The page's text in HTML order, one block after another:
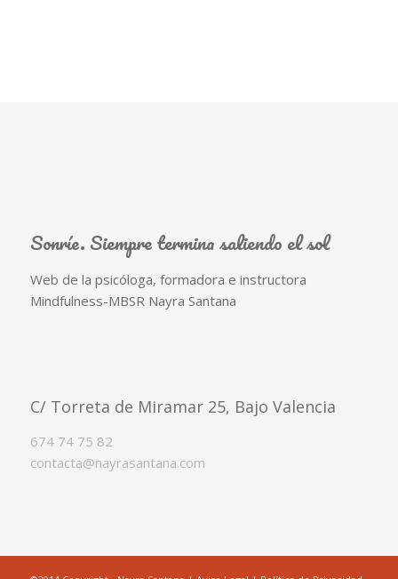
Sonríe. Siempre termina saliendo el sol
Web de la psicóloga, formadora e instructora
Mindfulness-MBSR Nayra Santana
C/ Torreta de Miramar 25, Bajo Valencia
674 74 75 82
contacta@nayrasantana.com